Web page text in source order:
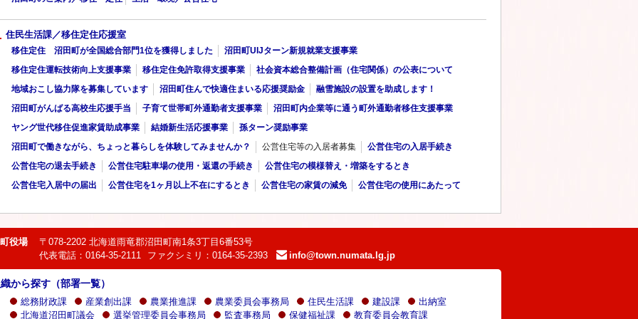
住民生活課／移住定住応援室
移住定住 沼田町が全国総合部門1位を獲得しました 沼田町UIJターン新規就業支援事業
移住定住運転技術向上支援事業 移住定住免許取得支援事業 社会資本総合整備計画（住宅関係）の公表について
地域おこし協力隊を募集しています 沼田町住んで快適住まいる応援奨励金 融雪施設の設置を助成します！
沼田町がんばる高校生応援手当 子育て世帯町外通勤者支援事業 沼田町内企業等に通う町外通勤者移住支援事業
ヤング世代移住促進家賃助成事業 結婚新生活応援事業 孫ターン奨励事業
沼田町で働きながら、ちょっと暮らしを体験してみませんか？ 公営住宅等の入居者募集 公営住宅の入居手続き
公営住宅の退去手続き 公営住宅駐車場の使用・返還の手続き 公営住宅の模様替え・増築をするとき
公営住宅入居中の届出 公営住宅を1ヶ月以上不在にするとき 公営住宅の家賃の減免 公営住宅の使用にあたって
役場
〒078-2202 北海道雨竜郡沼田町南1条3丁目6番53号
代表電話：0164-35-2111
ファクシミリ：0164-35-2393
e-
mail：
info@town.numata.lg.jp
から探す（部署一覧）
総務財政課 産業創出課 農業推進課 農業委員会事務局 住民生活課 建設課
出納室
北海道沼田町議会
選挙管理委員会事務局 監査事務局 保健福祉課 教育委員会教育課